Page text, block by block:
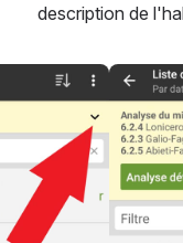
description de
Open